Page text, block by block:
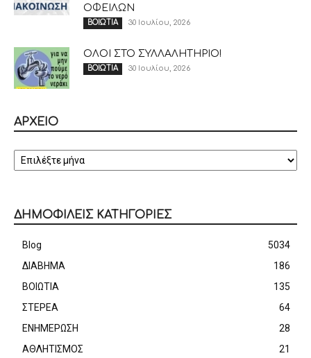
ΟΦΕΙΛΩΝ
ΒΟΙΩΤΙΑ 30 Ιουλίου, 2026
ΟΛΟΙ ΣΤΟ ΣΥΛΛΑΛΗΤΗΡΙΟ!
ΒΟΙΩΤΙΑ 30 Ιουλίου, 2026
ΑΡΧΕΙΟ
ΔΗΜΟΦΙΛΕΙΣ ΚΑΤΗΓΟΡΙΕΣ
Blog
5034
ΔΙΑΒΗΜΑ
186
ΒΟΙΩΤΙΑ
135
ΣΤΕΡΕΑ
64
ΕΝΗΜΕΡΩΣΗ
28
ΑΘΛΗΤΙΣΜΟΣ
21